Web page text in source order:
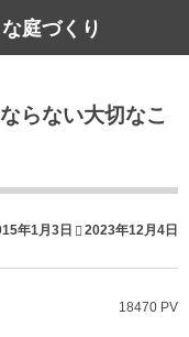
庭づくり
らない大切なこ
年1月3日 2023年12月4日
18470 PV